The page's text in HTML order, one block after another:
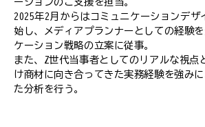
2025年2月からはコミュニケーションデザ
始し、メディアプランナーとしての経験
ケーション戦略の立案に従事。
また、Z世代当事者としてのリアルな視点
け商材に向き合ってきた実務経験を強み
た分析を行う。